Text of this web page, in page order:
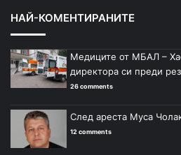
НАЙ-КОМЕНТИРАНИТЕ
Медиците от МБАЛ –
директора си преди
26 comments
След ареста Муса
12 comments